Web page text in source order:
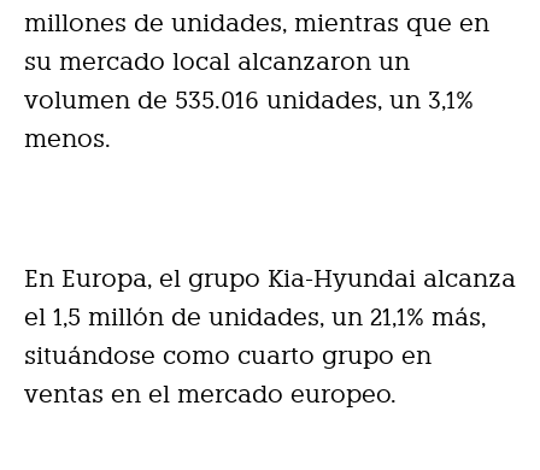
millones de unidades, mientras que en
su mercado local alcanzaron un
volumen de 535.016 unidades, un 3,1%
menos.
En Europa, el grupo Kia-Hyundai alcanza
el 1,5 millón de unidades, un 21,1% más,
situándose como cuarto grupo en
ventas en el mercado europeo.